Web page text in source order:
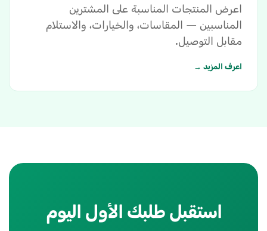
اعرض المنتجات المناسبة على المشترين
المناسبين — المقاسات، والخيارات، والاستلام
مقابل التوصيل.
اعرف المزيد →
استقبل طلبك الأول اليوم